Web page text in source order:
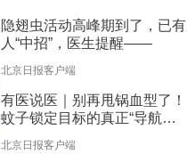
隐翅虫活动高峰期到了，已有
人“中招”，医生提醒——
北京日报客户端
有医说医｜别再甩锅血型了！
蚊子锁定目标的真正“导航系
北京日报客户端